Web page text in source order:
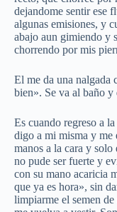
dejandome sentir ese
algunas emisiones, y
abajo aun gimiendo y
chorrendo por mis
El me da una nalgada
bien». Se va al baño y
Es cuando regreso a
digo a mi misma y me
manos a la cara y solo
no pude ser fuerte y
con su mano acaricia
que ya es hora», sin
limpiarme el semen